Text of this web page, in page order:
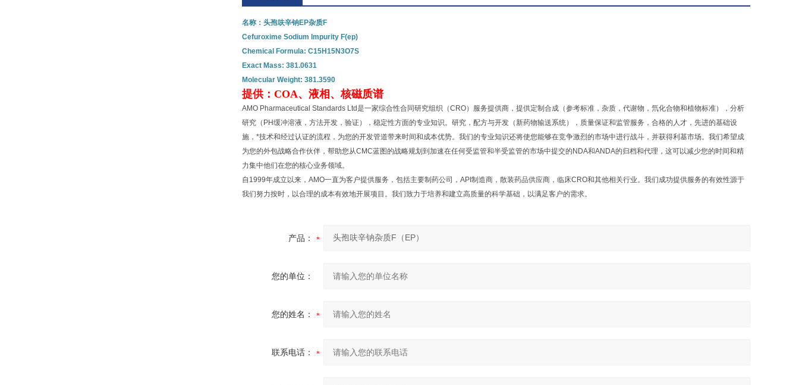
名称：头孢呋辛钠EP杂质F
Cefuroxime Sodium Impurity F(ep)
Chemical Formula: C15H15N3O7S
Exact Mass: 381.0631
Molecular Weight: 381.3590
提供：COA、液相、核磁质谱
AMO Pharmaceutical Standards Ltd是一家综合性合同研究组织（CRO）服务提供商，提供定制合成（参考标准，杂质，代谢物，氘化合物和植物标准），分析
研究（PH缓冲溶液，方法开发，验证），稳定性方面的专业知识。研究，配方与开发（新药物输送系统），质量保证和监管服务，合格的人才，先进的基础设
施，*技术和经过认证的流程，为您的开发管道带来时间和成本优势。我们的专业知识还将使您能够在竞争激烈的市场中进行战斗，并获得利基市场。我们希望成
为您的外包战略合作伙伴，帮助您从CMC蓝图的战略规划到加速在任何受监管和半受监管的市场中提交的NDA和ANDA的归档和代理，这可以减少您的时间和精
力集中他们在您的核心业务领域。
自1999年成立以来，AMO一直为客户提供服务，包括主要制药公司，API制造商，散装药品供应商，临床CRO和其他相关行业。我们成功提供服务的有效性源于
我们努力按时，以合理的成本有效地开展项目。我们致力于培养和建立高质量的科学基础，以满足客户的需求。
产品：
您的单位：
您的姓名：
联系电话：